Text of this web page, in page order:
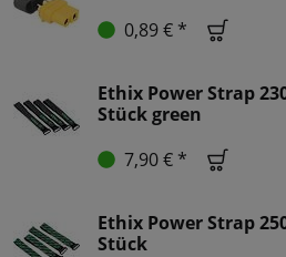
0,89 € *
Ethix Power Strap
Stück green
7,90 € *
Ethix Power Strap
Stück